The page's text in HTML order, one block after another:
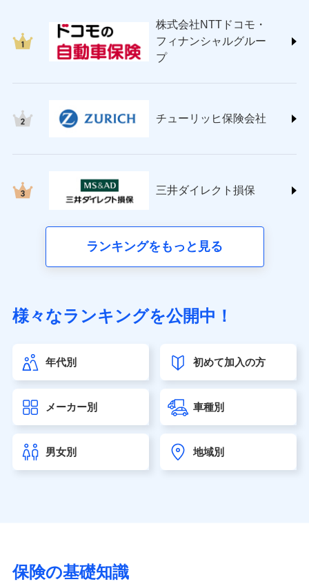
ＳＯＭＰＯダイレクト損害保険株式会社
(https://www.sompo-direct.co.jp/)
チューリッヒ保険会社 (https://www.zurich.co.jp/)
(https://www.nisshinfire.co.jp/)
(https://www.petfamilyins.co.jp/)
ins.com/)
三井ダイレクト損害保険株式会社
（https://www.sonylife.co.jp）
第一ネオ生命保険株式会社（https://neofirst.co.jp/）
大樹生命保険株式会社（https://www.taiju-life.co.jp）
seimei.co.jp）
チューリッヒ生命保険株式会社
東京海上日動あんしん生命保険株式会社
（https://www.tmn-anshin.co.jp/）
マニュライフ生命保険株式会社
（https://www.manulife.co.jp/）
株式会社NTTドコモ・
フィナンシャルグルー
プ
チューリッヒ保険会社
三井ダイレクト損保
ランキングをもっと見る
様々なランキングを公開中！
年代別 初めて加入の方
メーカー別 車種別
男女別 地域別
保険の基礎知識